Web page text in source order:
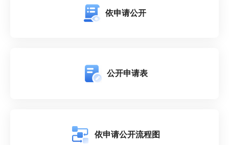
依申请公开
公开申请表
依申请公开流程图